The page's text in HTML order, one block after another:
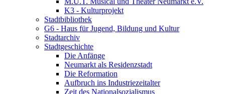
K3 - Kulturprojekt
Stadtbibliothek
G6 - Haus für Jugend, Bildung und Kultur
Stadtarchiv
Stadtgeschichte
Die Anfänge
Neumarkt als Residenzstadt
Die Reformation
Aufbruch ins Industriezeitalter
Zeit des Nationalsozialismus